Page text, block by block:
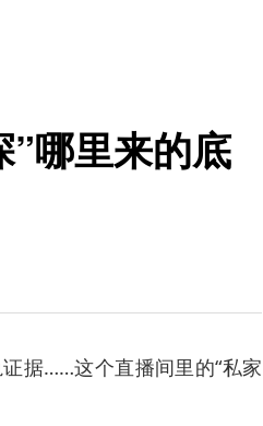
哪里来的底
据……这个直播间里的“私家